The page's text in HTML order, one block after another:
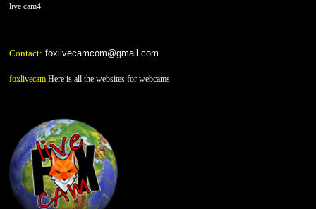
live cam4
Contact: foxlivecamcom@gmail.com
foxlivecam Here is all the websites for webcams